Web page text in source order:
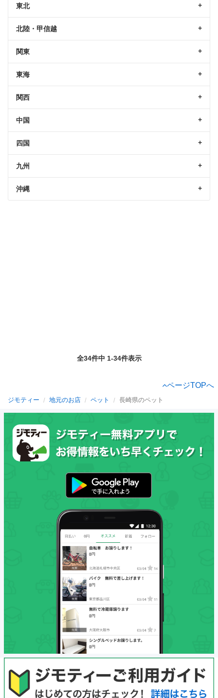
東北
北陸・甲信越
関東
東海
関西
中国
四国
九州
沖縄
全34件中 1-34件表示
ページTOPへ
ジモティー 地元のお店 ペット 長崎県のペット